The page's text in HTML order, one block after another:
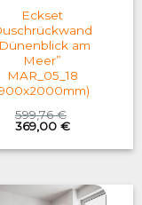
Eckset
am
Meer”
MAR_05_18
599,76€
Original
price
was:
369,00 €Current
is: